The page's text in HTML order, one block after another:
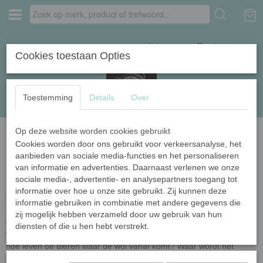
Inloggen Registreren
Home › Naturel garens
Naturel garens
Bij Draadkracht moet je zijn voor mooie garens van natuurlijke
materialen in een prachtige kwaliteit. Bij de samenstelling van ons
aanbod kijken we steeds meer ook naar duurzaamheid. Natuurlijke
garens zijn per definitie al duurzaam omdat ze lang mee gaan. En
jij bent natuurlijk extra zuinig op je eigen project.
Wij geven extra aandacht aan de herkomst van het garen. Waar en
hoe leven de dieren waar de wol vanaf komt? Waar wordt het
garen verwerkt en wat is de impact daarvan op het milieu? Welke
Cookies toestaan Opties
Toestemming Details Over
Op deze website worden cookies gebruikt
Cookies worden door ons gebruikt voor verkeersanalyse, het
aanbieden van sociale media-functies en het personaliseren
van informatie en advertenties. Daarnaast verlenen we onze
sociale media-, advertentie- en analysepartners toegang tot
informatie over hoe u onze site gebruikt. Zij kunnen deze
informatie gebruiken in combinatie met andere gegevens die
zij mogelijk hebben verzameld door uw gebruik van hun
diensten of die u hen hebt verstrekt.